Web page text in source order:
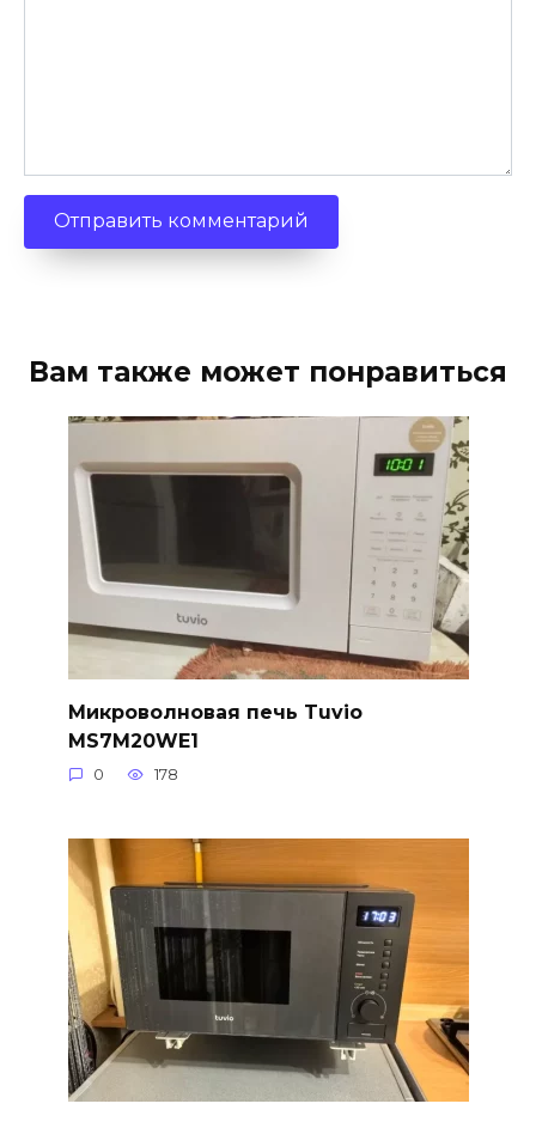
Вам также может понравиться
Микроволновая печь Tuvio
MS7M20WE1
0 178